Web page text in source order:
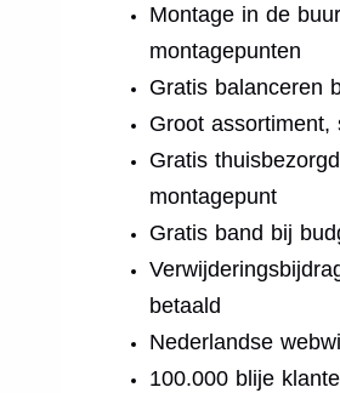
Montage in de
montagepunten
Gratis balanceren
Groot assortiment,
Gratis
montagepunt
Gratis band bij
betaald
Nederlandse
100.000 blije